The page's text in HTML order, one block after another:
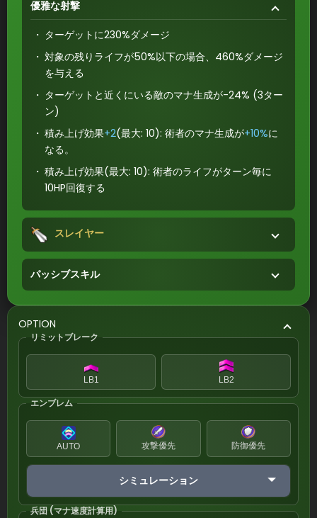
優雅な射撃
ターゲットに230%ダメージ
対象の残りライフが50%以下の場合、460%ダメージ
を与える
ターゲットと近くにいる敵のマナ生成が-24% (3ター
ン)
積み上げ効果+2(最大: 10): 術者のマナ生成が+10%に
なる。
積み上げ効果(最大: 10): 術者のライフがターン毎に
10HP回復する
スレイヤー
パッシブスキル
OPTION
リミットブレーク
LB1 LB2
エンブレム
AUTO 攻撃優先 防御優先
シミュレーション
兵団 (マナ速度計算用)